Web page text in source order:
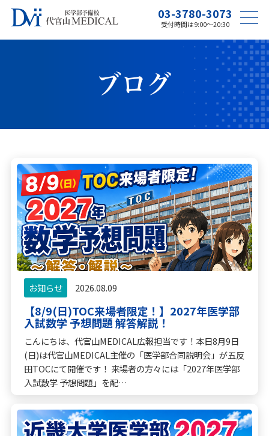
03-3780-3073
受付時間は9:00〜20:30
ブログ
お知らせ 2026.08.09
【8/9(日)TOC来場者限定！】2027年医学部
入試数学 予想問題 解答解説！
こんにちは、代官山MEDICAL広報担当です！本日8月9日
(日)は代官山MEDICAL主催の「医学部合同説明会」が五反
田TOCにて開催です！ 来場者の方々には「2027年医学部
入試数学 予想問題」を配…